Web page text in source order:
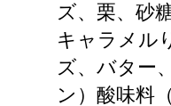
ズ、栗、砂
キャラメル
ズ、バター
ン）酸味料